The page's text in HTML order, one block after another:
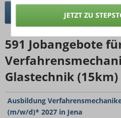
DETAILLIERTER
591 Jobangebote
Glastechnik (15km)
Ausbildung
(m/w/d)* 2027 in Jena
JETZT ZU